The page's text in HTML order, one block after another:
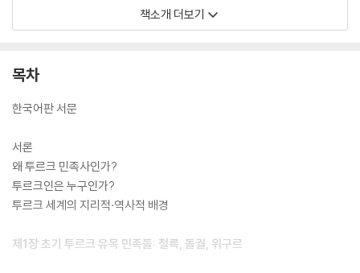
히 규명되지 않았던 투르크 민족들의 기원 및 형성과 관련된 여러 난제에
실마리를 제공한다). 또한 기존 국내 문헌에서 접하기 어려웠던 다양한 1
운 문화사 등 세세한 지식을 중간중간 수십 개의 상자글에 담았다. 요컨대
다.
책소개 더보기
목차
한국어판 서문
서론
왜 투르크 민족사인가?
투르크인은 누구인가?
투르크 세계의 지리적·역사적 배경
제1장 초기 투르크 유목 민족들: 철륵, 돌궐, 위구르